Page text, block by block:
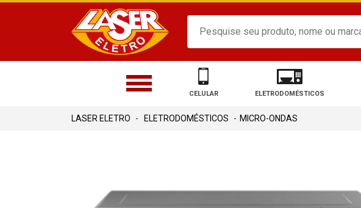
CELULAR ELETRODOMÉSTICOS
ELETRODOMÉSTICOS MICRO-ONDAS